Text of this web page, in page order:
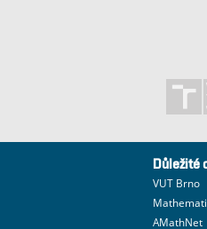
Důležité
VUT Brno
AMathNet